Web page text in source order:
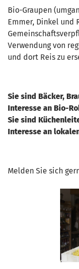
Bio-Graupen
Emmer, Dinkel und
Verwendung von
und dort Reis zu
Sie sind Bäcker,
Interesse an Bio-
Sie sind
Interesse an
Melden Sie sich